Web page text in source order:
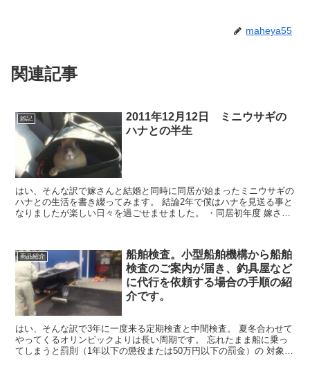
maheya55
関連記事
雑記
2011年12月12日 ミニウサギの
ハナとの半生
はい、そんな訳で嫁さんと結婚と同時に同居が始まったミニウサギの
ハナとの生活を書き綴ってみます。 結論2年で僕はハナを見送る事と
なりましたが楽しい日々を過ごせませました。 ・同居初年度 嫁さん
商品紹介
船舶検査。小型船舶機構から船舶
検査のご案内が届き、釣具屋など
に代行を依頼する場合の手順の紹
介です。
はい、そんな訳で3年に一度来る定期検査と中間検査。 夏冬合わせて
やってくるオリンピックよりは長い周期です。 忘れたまま船に乗っ
てしまうと罰則（1年以下の懲役または50万円以下の罰金）の 対象に